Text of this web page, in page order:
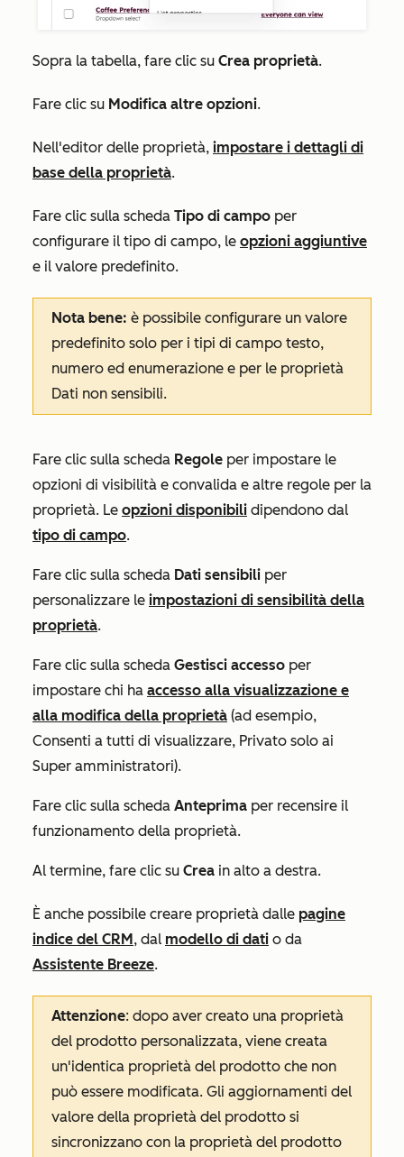
Sopra la tabella, fare clic su Crea proprietà.
Fare clic su Modifica altre opzioni.
Nell'editor delle proprietà, impostare i dettagli di
base della proprietà.
Fare clic sulla scheda Tipo di campo per
configurare il tipo di campo, le opzioni aggiuntive
e il valore predefinito.
Nota bene: è possibile configurare un valore
predefinito solo per i tipi di campo testo,
numero ed enumerazione e per le proprietà
Dati non sensibili.
Fare clic sulla scheda Regole per impostare le
opzioni di visibilità e convalida e altre regole per la
proprietà. Le opzioni disponibili dipendono dal
tipo di campo.
Fare clic sulla scheda Dati sensibili per
personalizzare le impostazioni di sensibilità della
proprietà.
Fare clic sulla scheda Gestisci accesso per
impostare chi ha accesso alla visualizzazione e
alla modifica della proprietà (ad esempio,
Consenti a tutti di visualizzare, Privato solo ai
Super amministratori).
Fare clic sulla scheda Anteprima per recensire il
funzionamento della proprietà.
Al termine, fare clic su Crea in alto a destra.
È anche possibile creare proprietà dalle pagine
indice del CRM, dal modello di dati o da
Assistente Breeze.
Attenzione: dopo aver creato una proprietà
del prodotto personalizzata, viene creata
un'identica proprietà del prodotto che non
può essere modificata. Gli aggiornamenti del
valore della proprietà del prodotto si
sincronizzano con la proprietà del prodotto